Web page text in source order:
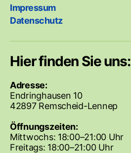
Impressum
Datenschutz
Hier finden Sie uns:
Adresse:
Endringhausen 10
42897 Remscheid-Lennep
Öffnungszeiten:
Mittwochs: 18:00–21:00 Uhr
Freitags: 18:00–21:00 Uhr